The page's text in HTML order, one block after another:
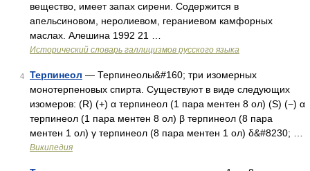
вещество, имеет запах сирени. Содержится в
апельсиновом, неролиевом, гераниевом камфорных
маслах. Алешина 1992 21 …
Исторический словарь галлицизмов русского языка
4 Терпинеол — Терпинеолы&#160; три изомерных
монотерпеновых спирта. Существуют в виде следующих
изомеров: (R) (+) α терпинеол (1 пара ментен 8 ол) (S) (−) α
терпинеол (1 пара ментен 8 ол) β терпинеол (8 пара
ментен 1 ол) γ терпинеол (8 пара ментен 1 ол) δ&#8230; …
Википедия